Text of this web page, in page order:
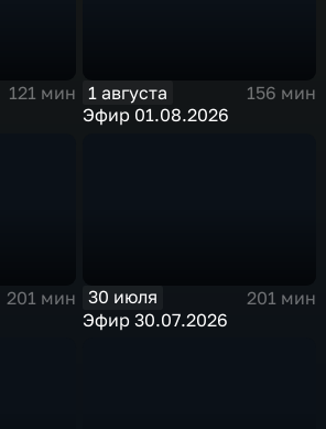
121 мин
1 августа
156 мин
Эфир 01.08.2026
201 мин
30 июля
201 мин
Эфир 30.07.2026